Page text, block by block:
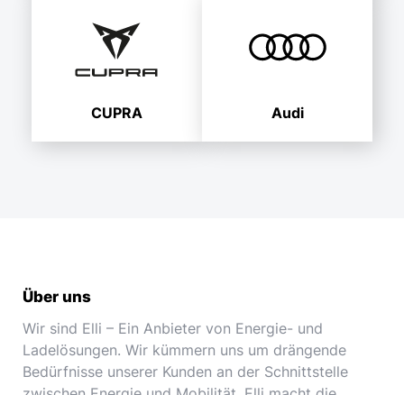
CUPRA Audi
Über uns
Wir sind Elli – Ein Anbieter von Energie- und
Ladelösungen. Wir kümmern uns um drängende
Bedürfnisse unserer Kunden an der Schnittstelle